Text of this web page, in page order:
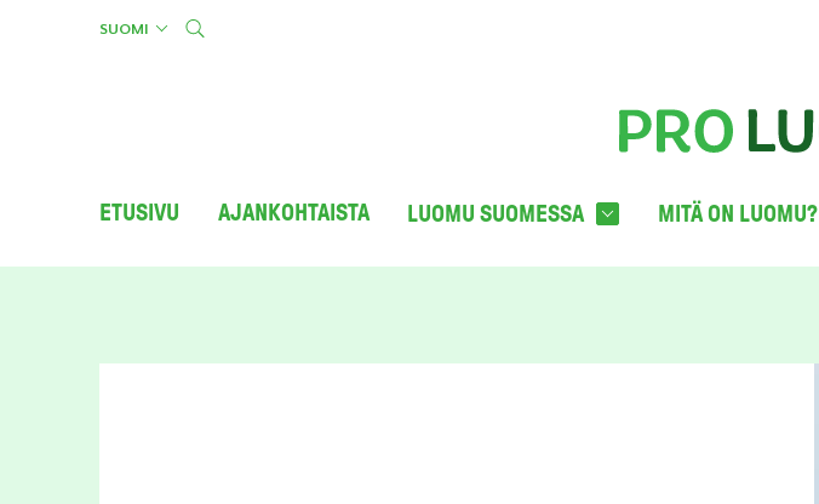
SUOMI
ETUSIVU AJANKOHTAISTA LUOMU SUOMESSA MITÄ ON LUOMU?